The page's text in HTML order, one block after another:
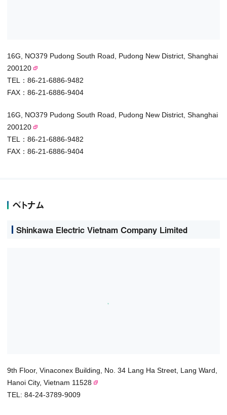
16G, NO379 Pudong South Road, Pudong New District, Shanghai
200120
TEL：86-21-6886-9482
FAX：86-21-6886-9404
16G, NO379 Pudong South Road, Pudong New District, Shanghai
200120
TEL：86-21-6886-9482
FAX：86-21-6886-9404
ベトナム
Shinkawa Electric Vietnam Company Limited
9th Floor, Vinaconex Building, No. 34 Lang Ha Street, Lang Ward,
Hanoi City, Vietnam 11528
TEL: 84-24-3789-9009